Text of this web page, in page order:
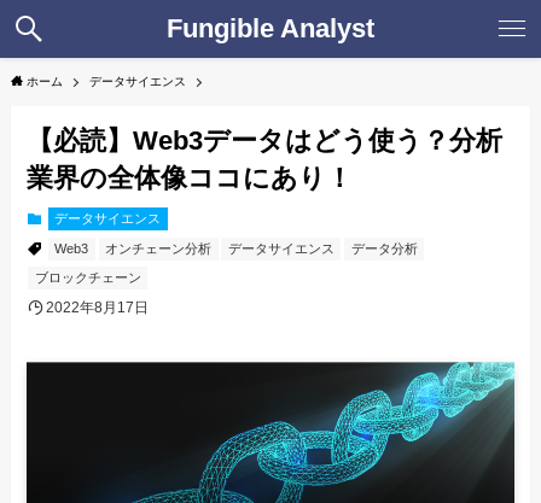
Fungible Analyst
ホーム データサイエンス
【必読】Web3データはどう使う？分析
業界の全体像ココにあり！
データサイエンス
Web3 オンチェーン分析 データサイエンス データ分析
ブロックチェーン
2022年8月17日